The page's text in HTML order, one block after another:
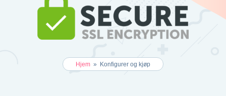
Hjem » Konfigurer og kjøp